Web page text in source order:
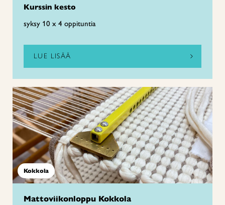
Kurssin kesto
syksy 10 x 4 oppituntia
LUE LISÄÄ
Kokkola
Mattoviikonloppu Kokkola